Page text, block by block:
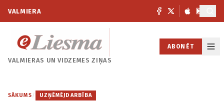
VALMIERA
VALMIERAS UNVIDZEMES ZIŅAS
ABONĒT
SĀKUMS / UZŅĒMĒJDARBĪBA